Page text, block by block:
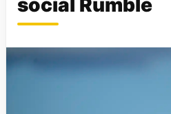
social Rumble